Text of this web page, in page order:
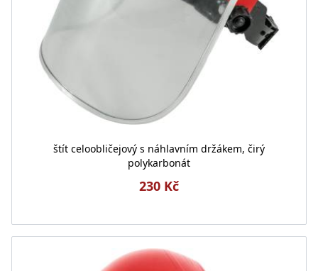
štít celoobličejový s náhlavním držákem, čirý
polykarbonát
230 Kč